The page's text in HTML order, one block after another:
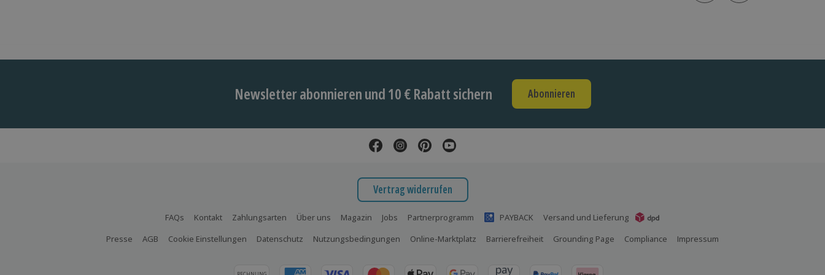
Newsletter abonnieren und 10 € Rabatt sichern Abonnieren
Vertrag widerrufen
FAQs Kontakt Zahlungsarten Über uns Magazin Jobs Partnerprogramm PAYBACK
Versand und Lieferung
Presse
AGB Cookie Einstellungen Datenschutz Nutzungsbedingungen Online-Marktplatz Barrierefreiheit Grounding Page Compliance Impressum